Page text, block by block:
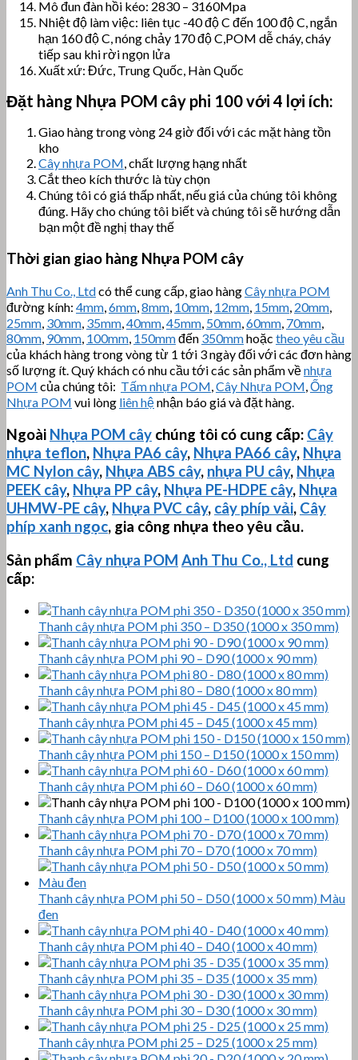
Mô đun đàn hồi kéo: 2830 – 3160Mpa
Nhiệt độ làm việc: liên tục -40 độ C đến 100 độ C, ngắn
hạn 160 độ C, nóng chảy 170 độ C,POM dễ cháy, cháy
tiếp sau khi rời ngọn lửa
Xuất xứ: Đức, Trung Quốc, Hàn Quốc
Đặt hàng Nhựa POM cây phi 100 với 4 lợi ích:
Giao hàng trong vòng 24 giờ đối với các mặt hàng tồn
kho
Cây nhựa POM , chất lượng hạng nhất
Cắt theo kích thước là tùy chọn
Chúng tôi có giá thấp nhất, nếu giá của chúng tôi không
đúng. Hãy cho chúng tôi biết và chúng tôi sẽ hướng dẫn
bạn một đề nghị thay thế
Thời gian giao hàng Nhựa POM cây
Anh Thu Co., Ltdcó thể cung cấp, giao hàngCây nhựa POM
đường kính: 4mm,6mm,8mm, 10mm, 12mm, 15mm, 20mm,
25mm, 30mm, 35mm,40mm,45mm, 50mm,60mm, 70mm,
80mm, 90mm, 100mm, 150mmđến 350mmhoặc theo yêu cầu
của khách hàng trong vòng từ 1 tới 3 ngày đối với các đơn hàng
số lượng ít. Quý khách có nhu cầu tới các sản phẩm vềnhựa
POM của chúng tôi: Tấm nhựa POM,Cây Nhựa POM,Ống
Nhựa POM vui lòng liên hệnhận báo giá và đặt hàng.
Ngoài Nhựa POM cây chúng tôi có cung cấp: Cây
nhựa teflon, Nhựa PA6 cây, Nhựa PA66 cây, Nhựa
MC Nylon cây, Nhựa ABS cây, nhựa PU cây, Nhựa
PEEK cây, Nhựa PP cây, Nhựa PE-HDPE cây, Nhựa
UHMW-PE cây, Nhựa PVC cây, cây phíp vải, Cây
phíp xanh ngọc, gia công nhựa theo yêu cầu.
Sản phẩm Cây nhựa POM Anh Thu Co., Ltd cung
cấp:
Thanh cây nhựa POM phi 350 – D350 (1000 x 350 mm)
Thanh cây nhựa POM phi 90 – D90 (1000 x 90 mm)
Thanh cây nhựa POM phi 80 – D80 (1000 x 80 mm)
Thanh cây nhựa POM phi 45 – D45 (1000 x 45 mm)
Thanh cây nhựa POM phi 150 – D150 (1000 x 150 mm)
Thanh cây nhựa POM phi 60 – D60 (1000 x 60 mm)
Thanh cây nhựa POM phi 100 – D100 (1000 x 100 mm)
Thanh cây nhựa POM phi 70 – D70 (1000 x 70 mm)
Thanh cây nhựa POM phi 50 – D50 (1000 x 50 mm) Màu
đen
Thanh cây nhựa POM phi 40 – D40 (1000 x 40 mm)
Thanh cây nhựa POM phi 35 – D35 (1000 x 35 mm)
Thanh cây nhựa POM phi 30 – D30 (1000 x 30 mm)
Thanh cây nhựa POM phi 25 – D25 (1000 x 25 mm)